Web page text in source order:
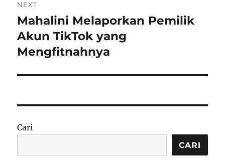
NEXT
Next
post:
Mahalini Melaporkan Pemilik
Akun TikTok yang
Mengfitnahnya
Cari
CARI